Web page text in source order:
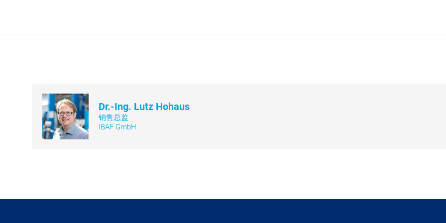
Dr.-Ing. Lutz Hohaus
销售总监
IBAF GmbH